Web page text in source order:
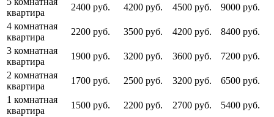
квартира
2400 руб. 4200 руб. 4500 руб.
9000 руб.
4 комнатная
квартира
2200 руб. 3500 руб. 4200 руб.
8400 руб.
3 комнатная
квартира
1900 руб. 3200 руб. 3600 руб.
7200 руб.
2 комнатная
квартира
1700 руб. 2500 руб. 3200 руб.
6500 руб.
1 комнатная
квартира
1500 руб. 2200 руб. 2700 руб. 5400 руб.